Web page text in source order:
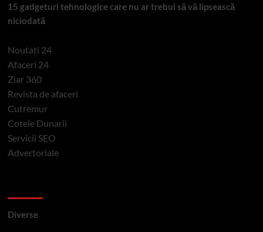
15 gadgeturi tehnologice care nu ar trebui să vă lipsească
niciodată
Noutati 24
Afaceri 24
Ziar 360
Revista de afaceri
Cutremur
Cotele Dunarii
Servicii SEO
Advertoriale
Diverse